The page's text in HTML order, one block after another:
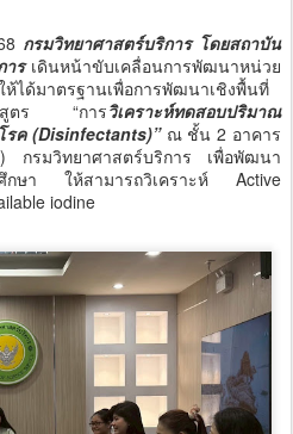
กรมวิทยาศาสตร์บริการ โดยสถาบัน
าร เดินหน้าขับเคลื่อนการพัฒนาหน่วย
ห้ได้มาตรฐานเพื่อการพัฒนาเชิงพื้นที่
กสูตร “การวิเคราะห์ทดสอบปริมาณ
ค (Disinfectants)”ณ ชั้น 2 อาคาร
กรมวิทยาศาสตร์บริการ เพื่อพัฒนา
ศึกษา ให้สามารถวิเคราะห์ Active
iodine